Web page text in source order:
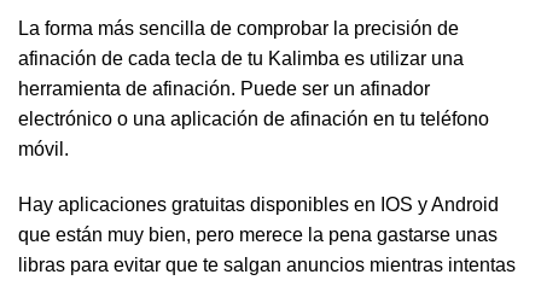
La forma más sencilla de comprobar la precisión de
afinación de cada tecla de tu Kalimba es utilizar una
herramienta de afinación. Puede ser un afinador
electrónico o una aplicación de afinación en tu teléfono
móvil.
Hay aplicaciones gratuitas disponibles en IOS y Android
que están muy bien, pero merece la pena gastarse unas
libras para evitar que te salgan anuncios mientras intentas